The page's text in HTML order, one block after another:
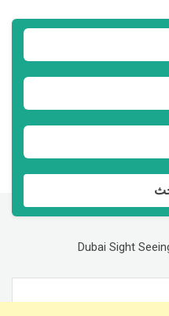
Dubai Sight